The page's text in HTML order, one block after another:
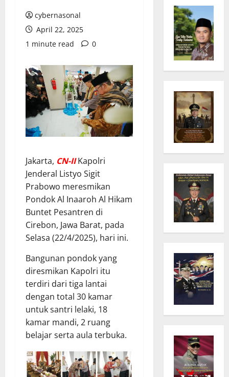
cybernasonal
April 22, 2025
1 minute read
0
Jakarta, CN-IIKapolri
Jenderal Listyo Sigit
Prabowo meresmikan
Pondok Al Inaaroh Al Hikam
Buntet Pesantren di
Cirebon, Jawa Barat, pada
Selasa (22/4/2025), hari ini.
Bangunan pondok yang
diresmikan Kapolri itu
terdiri dari tiga lantai
dengan total 30 kamar
untuk santri lelaki, 18
kamar mandi, 2 ruang
belajar serta aula terbuka.